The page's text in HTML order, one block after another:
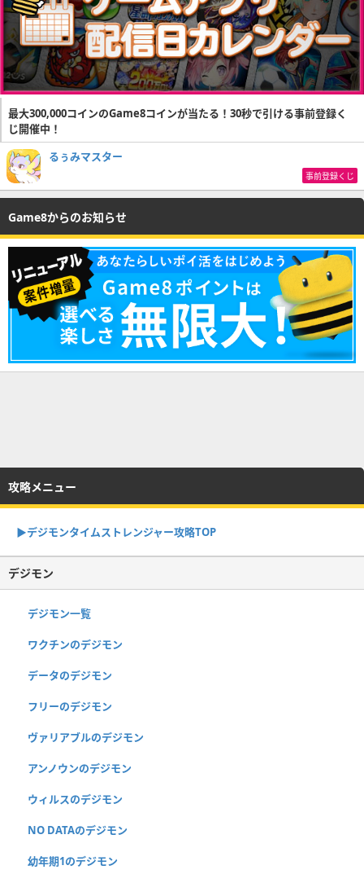
最大300,000コインのGame8コインが当たる！30秒で引ける事前登録く
じ開催中！
るぅみマスター
事前登録くじ
Game8からのお知らせ
攻略メニュー
▶︎デジモンタイムストレンジャー攻略TOP
デジモン
デジモン一覧
ワクチンのデジモン
データのデジモン
フリーのデジモン
ヴァリアブルのデジモン
アンノウンのデジモン
ウィルスのデジモン
NO DATAのデジモン
幼年期1のデジモン